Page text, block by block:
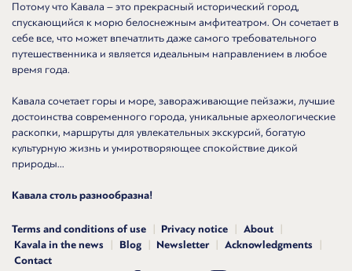
Потому что Кавала – это прекрасный исторический город,
спускающийся к морю белоснежным амфитеатром. Он сочетает в
себе все, что может впечатлить даже самого требовательного
путешественника и является идеальным направлением в любое
время года.
Кавала сочетает горы и море, завораживающие пейзажи, лучшие
достоинства современного города, уникальные археологические
раскопки, маршруты для увлекательных экскурсий, богатую
культурную жизнь и умиротворяющее спокойствие дикой
природы...
Кавала столь разнообразна!
Terms and conditions of use Privacy notice
About
Kavala in the news
Blog Newsletter
Acknowledgments
Contact